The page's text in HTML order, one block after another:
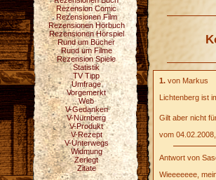
Rezension Comic
Rezensionen Film
Rezensionen Hörbuch
Rezensionen Hörspiel
Rund um Bücher
Rund um Filme
Rezension Spiele
Statistik
TV Tipp
Umfrage
Vorgemerkt
Web
V-Gedanken
V-Nürnberg
V-Produkt
V-Rezept
V-Unterwegs
Widmung
Zerlegt
Zitate
1. von Markus
Lichtenberg ist
Gilt aber nicht
vom
Antwort von
Wieeeeeee,